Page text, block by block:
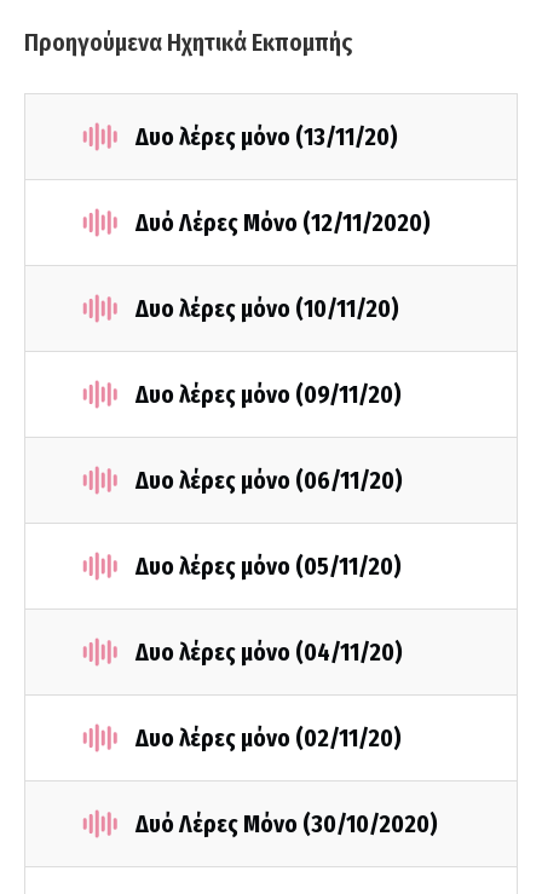
Προηγούμενα Ηχητικά Εκπομπής
Δυο λέρες μόνο (13/11/20)
Δυό Λέρες Μόνο (12/11/2020)
Δυο λέρες μόνο (10/11/20)
Δυο λέρες μόνο (09/11/20)
Δυο λέρες μόνο (06/11/20)
Δυο λέρες μόνο (05/11/20)
Δυο λέρες μόνο (04/11/20)
Δυο λέρες μόνο (02/11/20)
Δυό Λέρες Μόνο (30/10/2020)